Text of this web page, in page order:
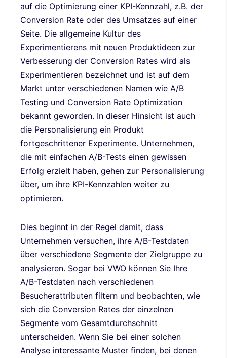
auf die Optimierung einer KPI-Kennzahl, z.B. der
Conversion Rate oder des Umsatzes auf einer
Seite. Die allgemeine Kultur des
Experimentierens mit neuen Produktideen zur
Verbesserung der Conversion Rates wird als
Experimentieren bezeichnet und ist auf dem
Markt unter verschiedenen Namen wie A/B
Testing und Conversion Rate Optimization
bekannt geworden. In dieser Hinsicht ist auch
die Personalisierung ein Produkt
fortgeschrittener Experimente. Unternehmen,
die mit einfachen A/B-Tests einen gewissen
Erfolg erzielt haben, gehen zur Personalisierung
über, um ihre KPI-Kennzahlen weiter zu
optimieren.
Dies beginnt in der Regel damit, dass
Unternehmen versuchen, ihre A/B-Testdaten
über verschiedene Segmente der Zielgruppe zu
analysieren. Sogar bei VWO können Sie Ihre
A/B-Testdaten nach verschiedenen
Besucherattributen filtern und beobachten, wie
sich die Conversion Rates der einzelnen
Segmente vom Gesamtdurchschnitt
unterscheiden. Wenn Sie bei einer solchen
Analyse interessante Muster finden, bei denen